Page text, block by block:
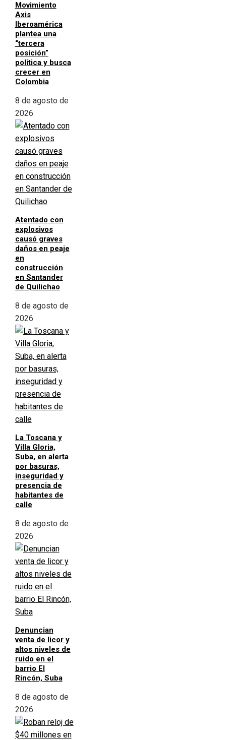
Movimiento
Axis
Iberoamérica
plantea una
“tercera
posición”
política y busca
crecer en
Colombia
8 de agosto de
2026
Atentado con
explosivos
causó graves
daños en peaje
en
construcción
en Santander
de Quilichao
8 de agosto de
2026
La Toscana y
Villa Gloria,
Suba, en alerta
por basuras,
inseguridad y
presencia de
habitantes de
calle
8 de agosto de
2026
Denuncian
venta de licor y
altos niveles de
ruido en el
barrio El
Rincón, Suba
8 de agosto de
2026